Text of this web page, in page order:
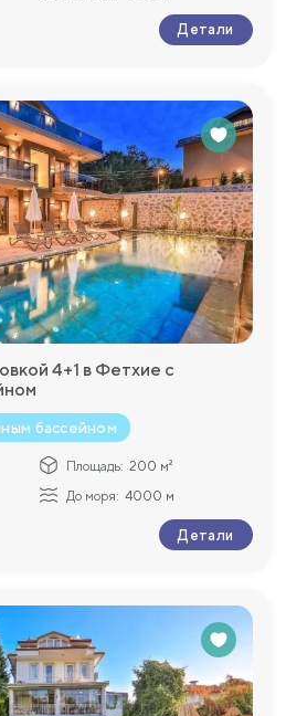
Детали
4+1 в Фетхие с
бассейном
Площадь: 200 м²
До моря: 4000 м
Детали